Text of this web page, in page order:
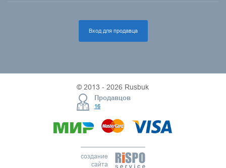
Вход для продавца
© 2013 - 2026 Rusbuk
Продавцов
16
создание
сайта